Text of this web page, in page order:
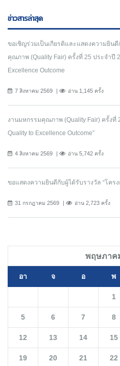
ข่าวสารล่าสุด
ขอเชิญร่วมเป็นเกียรติและแสดงความยิน
คุณภาพ (Quality Fair) ครั้งที่ 25 ประจำปี
Excellence Outcome
7 สิงหาคม 2569 อ่าน 1,145 ครั้ง
งานมหกรรมคุณภาพ (Quality Fair) ครั้งที่
Quality to Excellence Outcome”
4 สิงหาคม 2569 อ่าน 5,742 ครั้ง
ขอแสดงความยินดีกับผู้ได้รับรางวัล “โคร
31 กรกฎาคม 2569 อ่าน 2,723 ครั้ง
พฤษภาค
อา จ อ พ
1
5 6 7 8
12 13 14 15
19 20 21 22